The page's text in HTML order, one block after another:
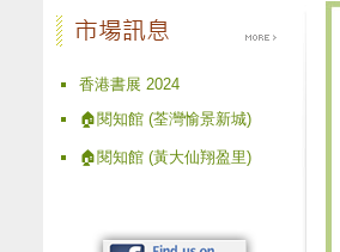
香港書展 2024
🏠閱知館 (荃灣愉景新城)
🏠閱知館 (黃大仙翔盈里)